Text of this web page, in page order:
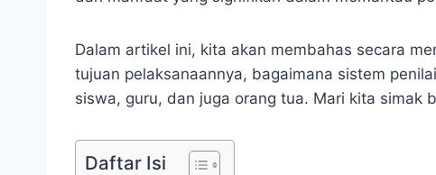
Dalam artikel ini, kita akan membahas secara
tujuan pelaksanaannya, bagaimana sistem
siswa, guru, dan juga orang tua. Mari kita simak
Daftar Isi